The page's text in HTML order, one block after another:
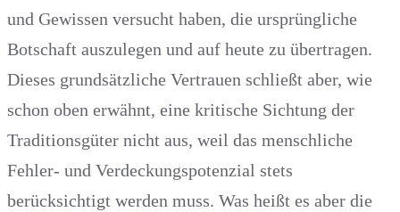
und Gewissen versucht haben, die ursprüngliche
Botschaft auszulegen und auf heute zu übertragen.
Dieses grundsätzliche Vertrauen schließt aber, wie
schon oben erwähnt, eine kritische Sichtung der
Traditionsgüter nicht aus, weil das menschliche
Fehler- und Verdeckungspotenzial stets
berücksichtigt werden muss. Was heißt es aber die